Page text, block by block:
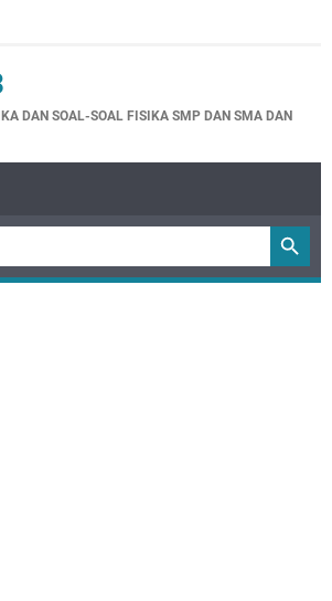
DAN SOAL-SOAL FISIKA SMP DAN SMA DAN